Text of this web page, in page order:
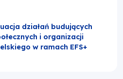
działań budujących
i organizacji
w ramach EFS+